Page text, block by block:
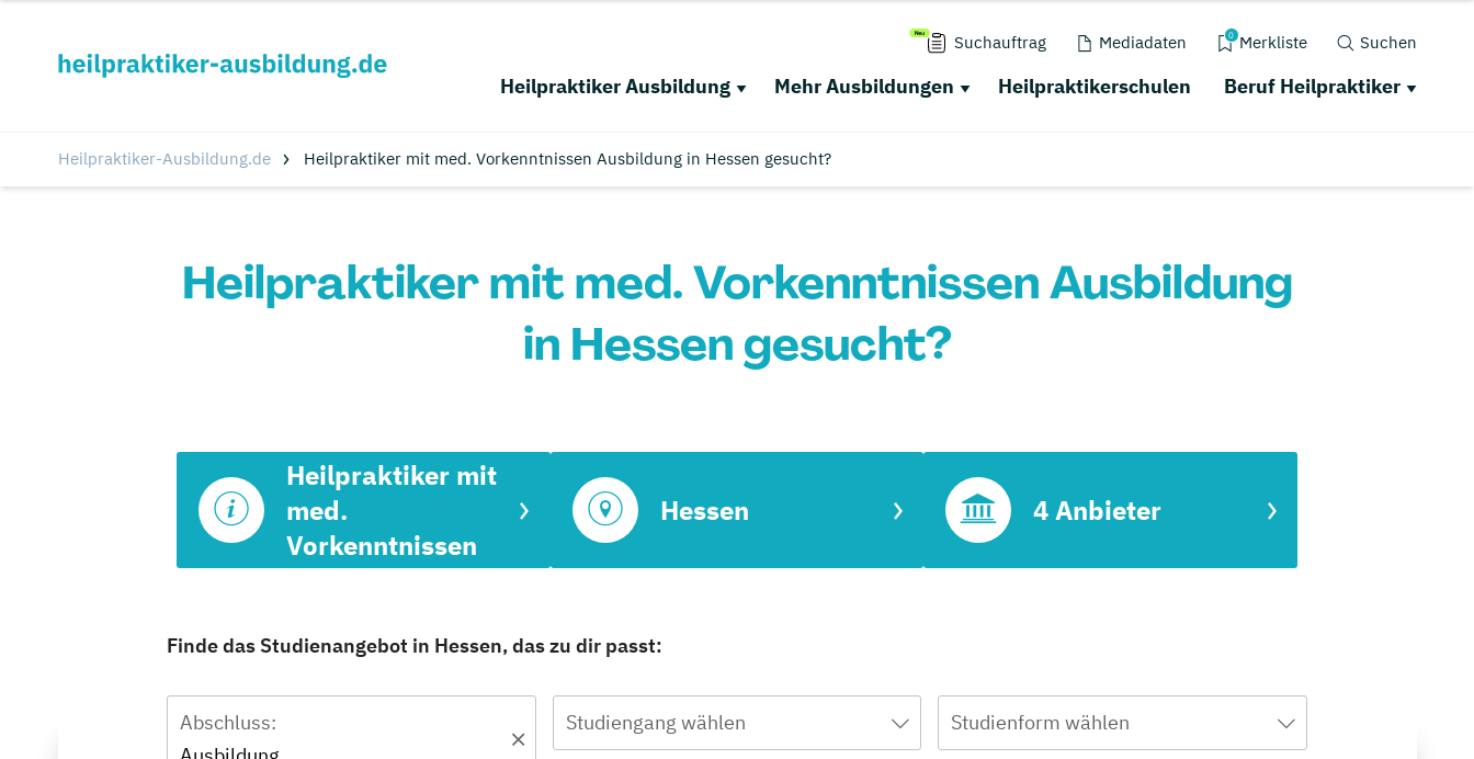
Suchauftrag Mediadaten 0 Merkliste Suchen
Heilpraktiker Ausbildung Mehr Ausbildungen Heilpraktikerschulen Beruf Heilpraktiker
Heilpraktiker-Ausbildung.de Heilpraktiker mit med. Vorkenntnissen Ausbildung in Hessen gesucht?
Heilpraktiker mit med. Vorkenntnissen Ausbildung
in Hessen gesucht?
Heilpraktiker mit
med.
Vorkenntnissen
Hessen 4 Anbieter
Finde das Studienangebot in Hessen, das zu dir passt:
Abschluss:
Studiengang wählen Studienform wählen